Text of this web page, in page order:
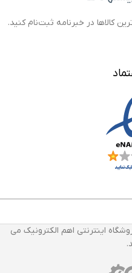
کالاها در خبرنامه ثبت‌نام کنید.
اینترنتی اهم الکترونیک می